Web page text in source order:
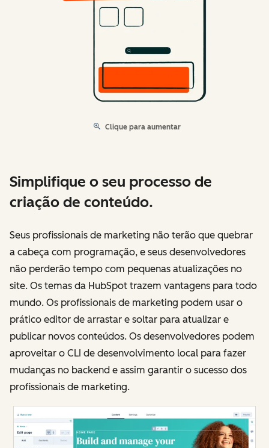
Clique para aumentar
Simplifique o seu processo de
criação de conteúdo.
Seus profissionais de marketing não terão que quebrar
a cabeça com programação, e seus desenvolvedores
não perderão tempo com pequenas atualizações no
site. Os temas da HubSpot trazem vantagens para todo
mundo. Os profissionais de marketing podem usar o
prático editor de arrastar e soltar para atualizar e
publicar novos conteúdos. Os desenvolvedores podem
aproveitar o CLI de desenvolvimento local para fazer
mudanças no backend e assim garantir o sucesso dos
profissionais de marketing.